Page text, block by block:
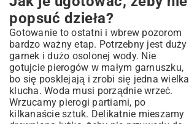
popsuć dzieła?
Gotowanie to ostatni i wbrew pozorom
bardzo ważny etap. Potrzebny jest duży
garnek i dużo osolonej wody. Nie
gotujcie pierogów w małym garnuszku,
bo się posklejają i zrobi się jedna wielka
klucha. Woda musi porządnie wrzeć.
Wrzucamy pierogi partiami, po
kilkanaście sztuk. Delikatnie mieszamy